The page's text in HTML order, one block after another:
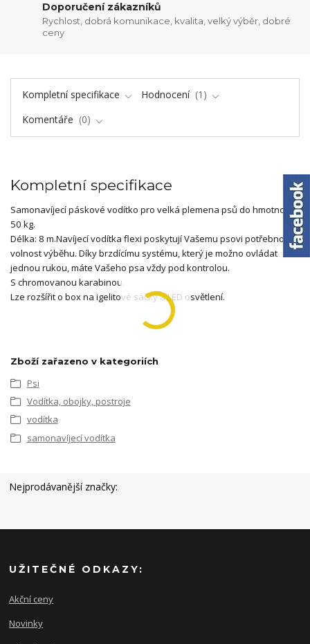
Doporučení zákazníků
Rychlost, dobrá komunikace, kvalita, velký výběr, dobré
ceny
Kompletní specifikace Hodnocení
1
Komentáře
0
Kompletní specifikace
Samonavíjecí páskové vodítko pro velká plemena psů do hmotnosti
50 kg.
Délka: 8 m.Navíjecí vodítka flexi poskytují Vašemu psovi potřebnou
volnost výběhu. Díky brzdícímu systému, který je možno ovládat
jednou rukou, máte Vašeho psa vždy pod kontrolou.
S chromovanou karabinou.
Lze rozšířit o box na igelitové sáčky a LED osvětlení.
Zboží zařazeno v kategoriích
Psi
Vodítka, obojky, postroje
vodítka
samonavíjecí vodítka
Nejprodávanější značky:
UŽITEČNÉ ODKAZY:
Akční ceny
Novinky